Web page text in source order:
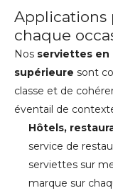
Applications
chaque
Nos serviettes en
supérieure sont
classe et de
éventail de
Hôtels,
service de
serviettes sur
marque sur